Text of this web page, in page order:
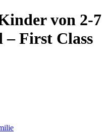
von 2-7
– First Class